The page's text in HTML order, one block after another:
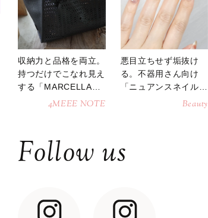
収納力と品格を両立。
持つだけでこなれ見え
する「MARCELLAト
ートバッグ」4MEEE NOTE
悪目立ちせず垢抜け
る。不器用さん向け
「ニュアンスネイル」
Beauty
Follow us